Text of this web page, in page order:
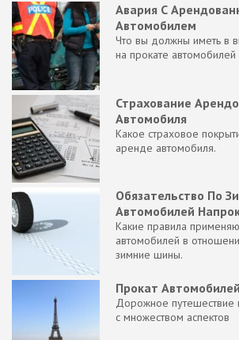
Авария С
Автомобилем
Что вы должны иметь в
на прокате автомобилей
Страхование
Автомобиля
Какое страховое
аренде автомобиля.
Обязательство По
Автомобилей
Какие правила
автомобилей в
зимние шины.
Прокат
Дорожное путешествие
с множеством аспектов